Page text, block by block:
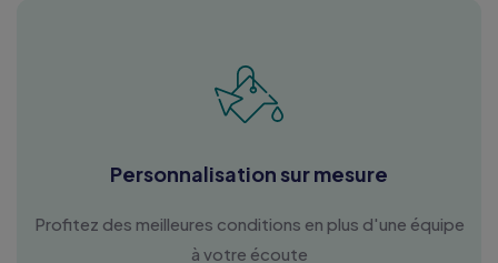
Personnalisation sur mesure
Profitez des meilleures conditions en plus d'une équipe
à votre écoute